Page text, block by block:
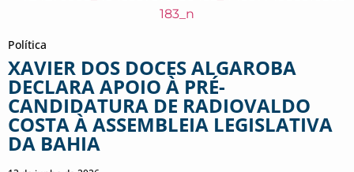
Política
XAVIER DOS DOCES ALGAROBA
DECLARA APOIO À PRÉ-
CANDIDATURA DE RADIOVALDO
COSTA À ASSEMBLEIA LEGISLATIVA
DA BAHIA